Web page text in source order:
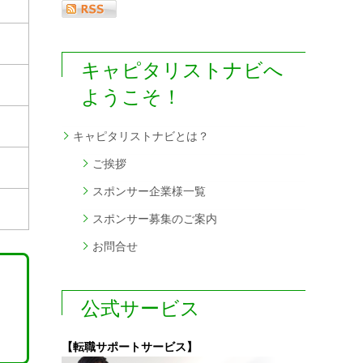
キャピタリストナビへ
ようこそ！
キャピタリストナビとは？
ご挨拶
スポンサー企業様一覧
スポンサー募集のご案内
お問合せ
公式サービス
【転職サポートサービス】